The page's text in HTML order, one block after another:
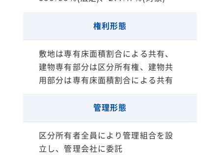
権利形態
敷地は専有床面積割合による共有、
建物専有部分は区分所有権、建物共
用部分は専有床面積割合による共有
管理形態
区分所有者全員により管理組合を設
立し、管理会社に委託